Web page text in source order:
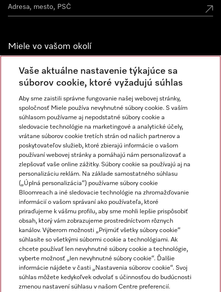
Miele vo vašom okolí
Spoznajte predajne Miele
Newsletter
Impressum
Obchodné podmienky
Ochrana osobných údajov
Miele na Instagrame
Miele na YouTube
Vaše aktuálne nastavenie týkajúce sa
súborov cookie, ktoré vyžadujú súhlas
Aby sme zaistili správne fungovanie našej webovej stránky,
spoločnosť Miele používa nevyhnutné súbory cookie. S vaším
súhlasom používame aj nepodstatné súbory cookie a
sledovacie technológie na marketingové a analytické účely,
vrátane súborov cookie tretích strán od našich partnerov a
poskytovateľov služieb, ktoré zbierajú informácie o vašom
používaní webovej stránky a pomáhajú nám personalizovať a
zlepšovať vaše online zážitky. Súbory cookie sa používajú aj na
personalizáciu reklám. Na základe samostatného súhlasu
(„Úplná personalizácia“) používame súbory cookie
Bloomreach a iné sledovacie technológie na zhromažďovanie
informácií o vašom správaní ako používateľa, ktoré
priraďujeme k vášmu profilu, aby sme mohli lepšie prispôsobiť
obsah, ktorý vám zobrazujeme prostredníctvom rôznych
kanálov. Výberom možnosti „Prijmúť všetky súbory cookie“
súhlasíte so všetkými súbormi cookie a technológiami. Ak
chcete používať len nevyhnutné súbory cookie a technológie,
vyberte možnosť „len nevyhnutné súbory cookie“. Ďalšie
informácie nájdete v časti „Nastavenia súborov cookie“. Svoj
súhlas môžete kedykoľvek odvolať s účinnosťou do budúcnosti
zmenou nastavení súhlasu v našom Centre preferencií.